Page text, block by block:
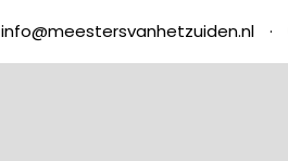
info@meestersvanhetzuiden.nl ·